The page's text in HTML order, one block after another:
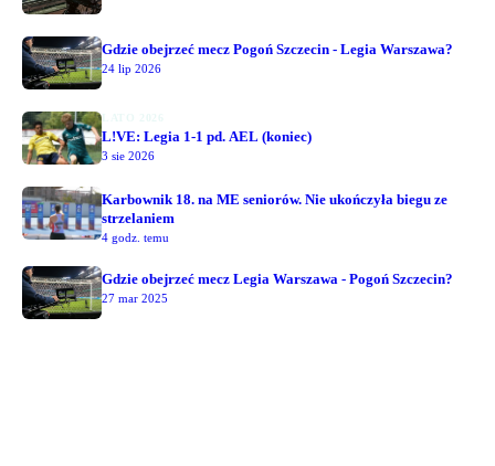
Gdzie obejrzeć mecz Pogoń Szczecin - Legia Warszawa?
24 lip 2026
L!VE: Legia 1-1 pd. AEL (koniec)
3 sie 2026
Karbownik 18. na ME seniorów. Nie ukończyła biegu ze
strzelaniem
4 godz. temu
Gdzie obejrzeć mecz Legia Warszawa - Pogoń Szczecin?
27 mar 2025